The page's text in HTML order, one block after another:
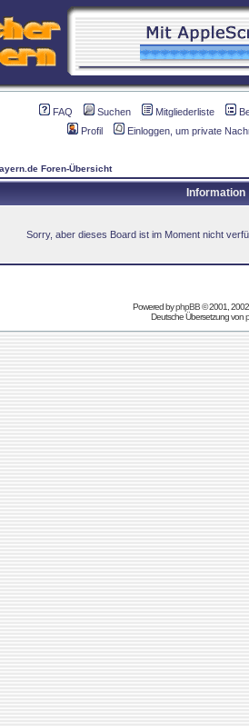
FAQ Suchen Mitgliederliste
Profil
Einloggen, um private
Foren-Übersicht
Information
Sorry, aber dieses Board ist im Moment nicht
Powered byphpBB© 2001,
Deutsche Übersetzung von